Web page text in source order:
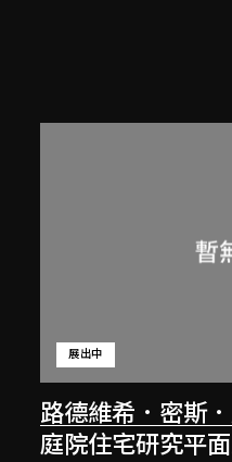
路德維希．密斯
展出中
庭院住宅研究平